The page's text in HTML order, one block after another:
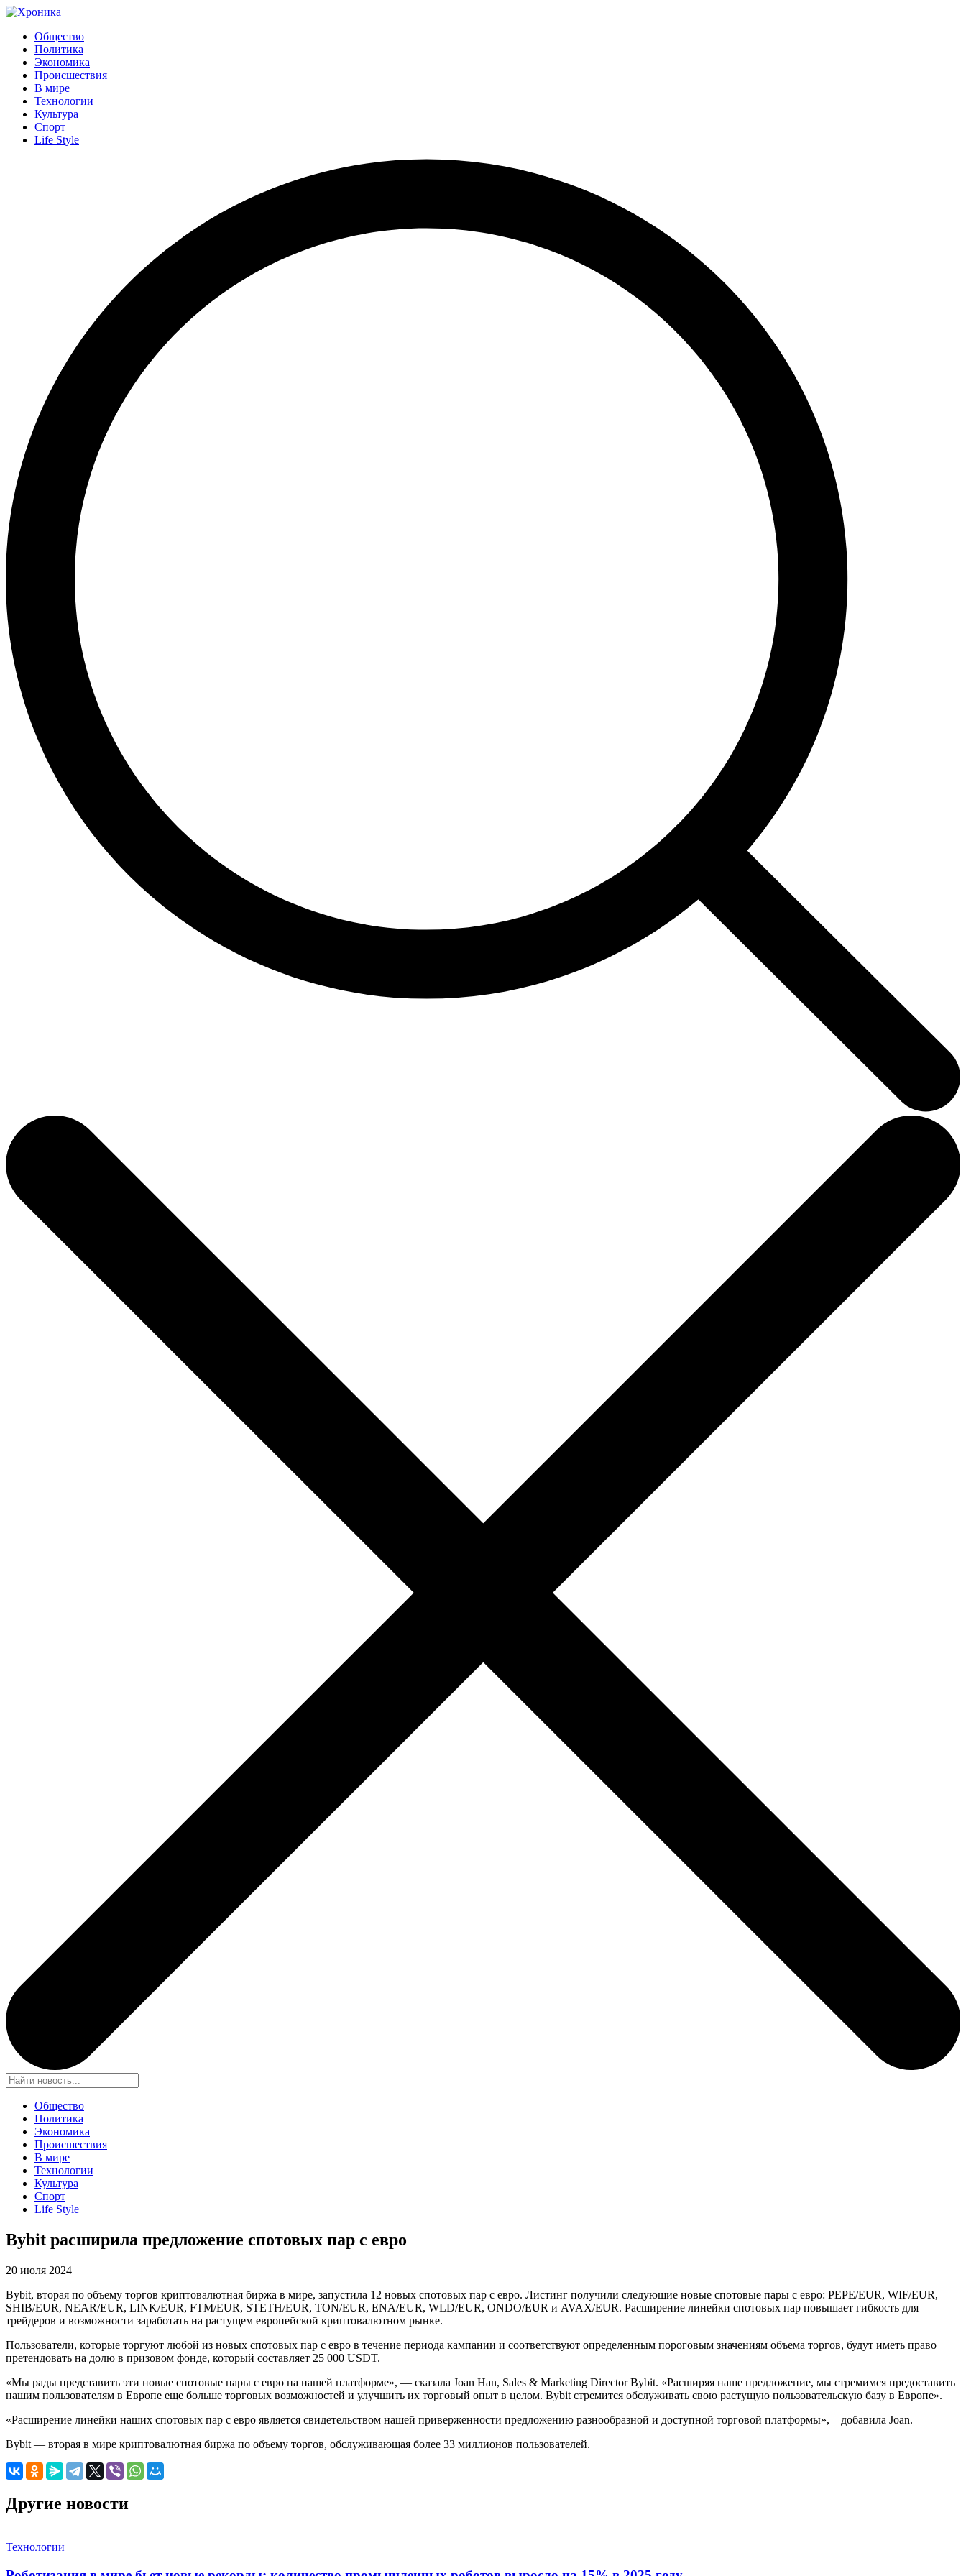
Общество
Политика
Экономика
Происшествия
В мире
Технологии
Культура
Спорт
Life Style
Общество
Политика
Экономика
Происшествия
В мире
Технологии
Культура
Спорт
Life Style
Bybit расширила предложение спотовых пар с евро
20 июля 2024
Bybit, вторая по объему торгов криптовалютная биржа в мире, запустила 12 новых спотовых пар с евро. Листинг получили следующие новые спотовые пары с евро: PEPE/EUR, WIF/EUR,
SHIB/EUR, NEAR/EUR, LINK/EUR, FTM/EUR, STETH/EUR, TON/EUR, ENA/EUR, WLD/EUR, ONDO/EUR и AVAX/EUR. Расширение линейки спотовых пар повышает гибкость для
трейдеров и возможности заработать на растущем европейской криптовалютном рынке.
Пользователи, которые торгуют любой из новых спотовых пар с евро в течение периода кампании и соответствуют определенным пороговым значениям объема торгов, будут иметь право
претендовать на долю в призовом фонде, который составляет 25 000 USDT.
«Мы рады представить эти новые спотовые пары с евро на нашей платформе», — сказала Joan Han, Sales & Marketing Director Bybit. «Расширяя наше предложение, мы стремимся предоставить
нашим пользователям в Европе еще больше торговых возможностей и улучшить их торговый опыт в целом. Bybit стремится обслуживать свою растущую пользовательскую базу в Европе».
«Расширение линейки наших спотовых пар с евро является свидетельством нашей приверженности предложению разнообразной и доступной торговой платформы», – добавила Joan.
Bybit — вторая в мире криптовалютная биржа по объему торгов, обслуживающая более 33 миллионов пользователей.
Другие новости
Технологии